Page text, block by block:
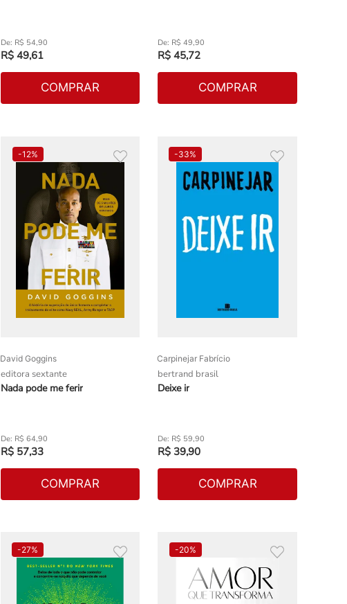
R$ 54,90
R$ 49,61
COMPRAR
R$ 49,90
R$ 45,72
COMPRAR
-12%
David Goggins
editora sextante
Nada pode me ferir
R$ 64,90
R$ 57,33
COMPRAR
-33%
Carpinejar Fabrício
bertrand brasil
Deixe ir
R$ 59,90
R$ 39,90
COMPRAR
-27% -20%